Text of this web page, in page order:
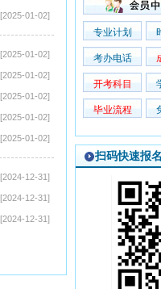
[2025-01-02]
[2025-01-02]
[2025-01-02]
[2025-01-02]
[2025-01-02]
[2025-01-02]
[2024-12-31]
[2024-12-31]
[2024-12-31]
专业计划
考办电话
开考科目
毕业流程
扫码快速报名